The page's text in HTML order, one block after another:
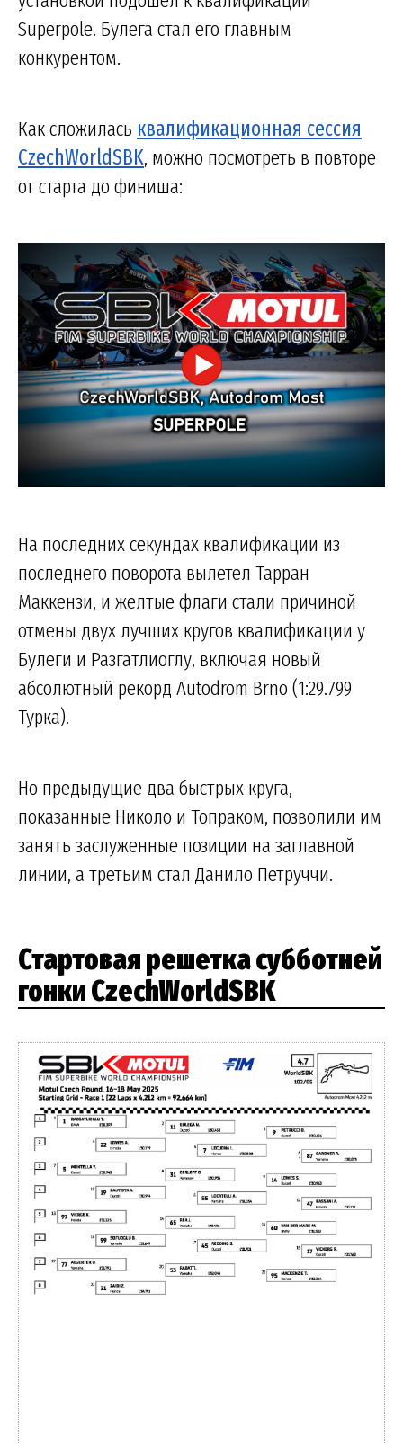
Superpole. Булега стал его главным
конкурентом.
Как сложилась квалификационная сессия
CzechWorldSBK, можно посмотреть в повторе
от старта до финиша:
На последних секундах квалификации из
последнего поворота вылетел Тарран
Маккензи, и желтые флаги стали причиной
отмены двух лучших кругов квалификации у
Булеги и Разгатлиоглу, включая новый
абсолютный рекорд Autodrom Brno (1:29.799
Турка).
Но предыдущие два быстрых круга,
показанные Николо и Топраком, позволили им
занять заслуженные позиции на заглавной
линии, а третьим стал Данило Петруччи.
Стартовая решетка субботней
гонки CzechWorldSBK